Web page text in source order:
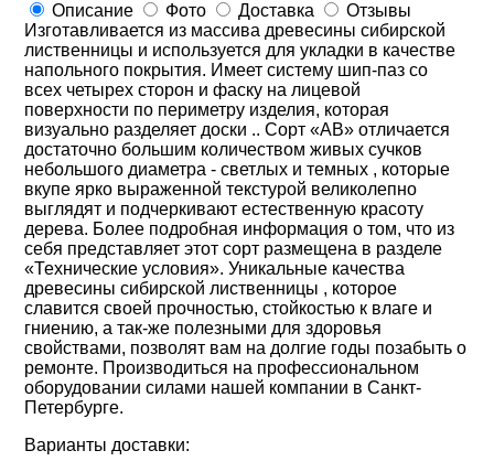
Описание Фото Доставка
Отзывы
Изготавливается из массива древесины сибирской
лиственницы и используется для укладки в качестве
напольного покрытия. Имеет систему шип-паз со
всех четырех сторон и фаску на лицевой
поверхности по периметру изделия, которая
визуально разделяет доски .. Сорт «АВ» отличается
достаточно большим количеством живых сучков
небольшого диаметра - светлых и темных , которые
вкупе ярко выраженной текстурой великолепно
выглядят и подчеркивают естественную красоту
дерева. Более подробная информация о том, что из
себя представляет этот сорт размещена в разделе
«Технические условия». Уникальные качества
древесины сибирской лиственницы , которое
славится своей прочностью, стойкостью к влаге и
гниению, а так-же полезными для здоровья
свойствами, позволят вам на долгие годы позабыть о
ремонте. Производиться на профессиональном
оборудовании силами нашей компании в Санкт-
Петербурге.
Варианты доставки: